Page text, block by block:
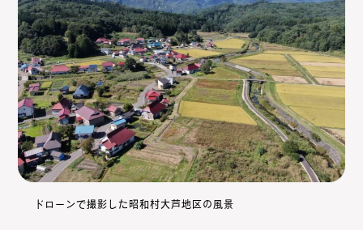
ドローンで撮影した昭和村大芦地区の風景